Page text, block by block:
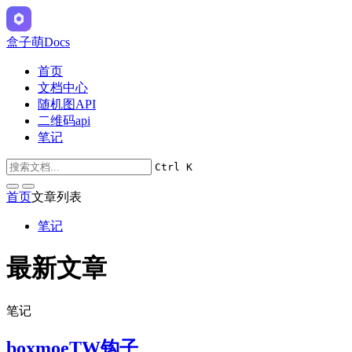
盒子萌Docs
首页
文档中心
随机图API
二维码api
笔记
Ctrl K
首页文章列表
笔记
最新文章
笔记
boxmoeTW钩子